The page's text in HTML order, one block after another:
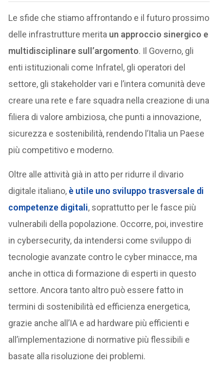
Le sfide che stiamo affrontando e il futuro prossimo
delle infrastrutture merita un approccio sinergico e
multidisciplinare sull’argomento. Il Governo, gli
enti istituzionali come Infratel, gli operatori del
settore, gli stakeholder vari e l’intera comunità deve
creare una rete e fare squadra nella creazione di una
filiera di valore ambiziosa, che punti a innovazione,
sicurezza e sostenibilità, rendendo l’Italia un Paese
più competitivo e moderno.
Oltre alle attività già in atto per ridurre il divario
digitale italiano, è utile uno sviluppo trasversale di
competenze digitali, soprattutto per le fasce più
vulnerabili della popolazione. Occorre, poi, investire
in cybersecurity, da intendersi come sviluppo di
tecnologie avanzate contro le cyber minacce, ma
anche in ottica di formazione di esperti in questo
settore. Ancora tanto altro può essere fatto in
termini di sostenibilità ed efficienza energetica,
grazie anche all’IA e ad hardware più efficienti e
all’implementazione di normative più flessibili e
basate alla risoluzione dei problemi.